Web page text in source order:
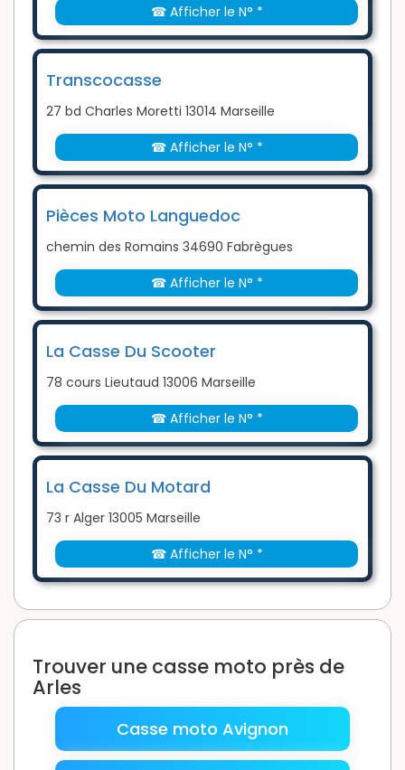
☎ Afficher le N° *
Transcocasse
27 bd Charles Moretti 13014 Marseille
☎ Afficher le N° *
Pièces Moto Languedoc
chemin des Romains 34690 Fabrègues
☎ Afficher le N° *
La Casse Du Scooter
78 cours Lieutaud 13006 Marseille
☎ Afficher le N° *
La Casse Du Motard
73 r Alger 13005 Marseille
☎ Afficher le N° *
Trouver une casse moto près de
Arles
Casse moto Avignon